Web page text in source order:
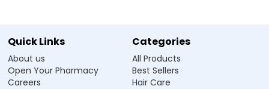
Very good. keeps me calm.
Shivaprakash-Verified Buyer
Quick Links
About us
Open Your Pharmacy
Careers
Categories
All Products
Best Sellers
Hair Care